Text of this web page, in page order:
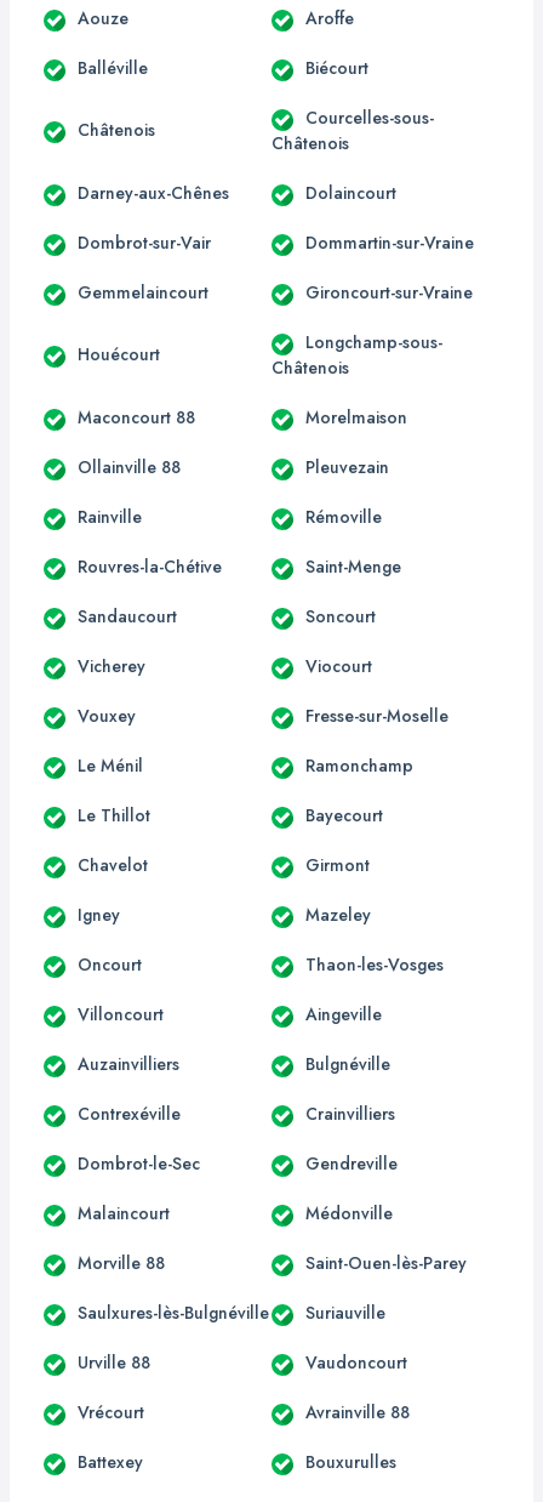
Aouze Aroffe
Balléville Biécourt
Châtenois
Courcelles-sous-
Châtenois
Darney-aux-Chênes Dolaincourt
Dombrot-sur-Vair Dommartin-sur-Vraine
Gemmelaincourt Gironcourt-sur-Vraine
Houécourt
Longchamp-sous-
Châtenois
Maconcourt 88 Morelmaison
Ollainville 88 Pleuvezain
Rainville Rémoville
Rouvres-la-Chétive Saint-Menge
Sandaucourt Soncourt
Vicherey Viocourt
Vouxey Fresse-sur-Moselle
Le Ménil Ramonchamp
Le Thillot Bayecourt
Chavelot Girmont
Igney Mazeley
Oncourt Thaon-les-Vosges
Villoncourt Aingeville
Auzainvilliers Bulgnéville
Contrexéville Crainvilliers
Dombrot-le-Sec Gendreville
Malaincourt Médonville
Morville 88 Saint-Ouen-lès-Parey
Saulxures-lès-Bulgnéville Suriauville
Urville 88 Vaudoncourt
Vrécourt Avrainville 88
Battexey Bouxurulles